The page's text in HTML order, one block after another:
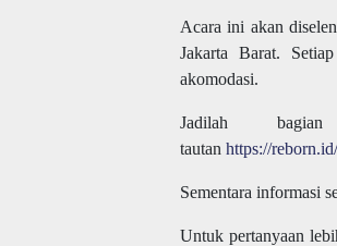
Acara ini akan
Jakarta Barat.
akomodasi.
Jadilah
tautan https://
Sementara informasi
Untuk pertanyaan